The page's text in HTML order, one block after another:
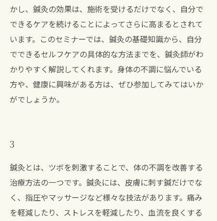
かし、鍼灸の効果は、施術を受けるだけでなく、自分で
できるケアを続けることによってさらに高まるとされて
います。このセミナーでは、鍼灸の基礎知識から、自分
でできるセルフケアの具体的な方法までを、鍼灸師がわ
かりやすく解説してくれます。身体の不調に悩んでいる
方や、健康に興味がある方は、ぜひ参加してみてはいか
がでしょうか。
3
鍼灸とは、ツボを刺激することで、体の不調を改善する
治療方法の一つです。鍼灸には、皮膚に刺す鍼だけでな
く、指圧やマッサージなど様々な技法があります。痛み
を軽減したり、ストレスを軽減したり、血流を良くする